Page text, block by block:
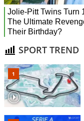
SPORT TREND